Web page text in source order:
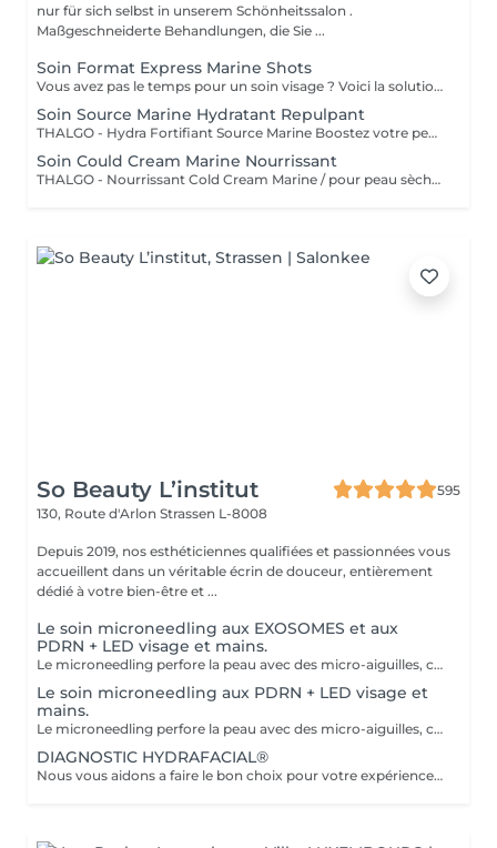
nur für sich selbst in unserem Schönheitssalon .
Maßgeschneiderte Behandlungen, die Sie ...
Soin Format Express Marine Shots
Vous avez pas le temps pour un soin visage ? Voici la solution un soin express de 30 minutes.
Soin Source Marine Hydratant Repulpant
THALGO - Hydra Fortifiant Source Marine Boostez votre peau avec la technologie du masque LED : un soin haute performance qui stimule , traite et illumine votre teint dès la première séance
Soin Could Cream Marine Nourrissant
THALGO - Nourrissant Cold Cream Marine / pour peau sèche Boostez votre peau avec la technologie du masque LED : un soin haute performance qui stimule , traite et illumine votre teint dès la première séance
So Beauty L’institut
595
130, Route d'Arlon Strassen L-8008
Depuis 2019, nos esthéticiennes qualifiées et passionnées vous
accueillent dans un véritable écrin de douceur, entièrement
dédié à votre bien-être et ...
Le soin microneedling aux EXOSOMES et aux
PDRN + LED visage et mains.
Le microneedling perfore la peau avec des micro-aiguilles, créant des micro-canaux qui permettent à un sérum actif (PDRN ou exosomes) de pénétrer en profondeur dans le derme. C'est ce qu'on appelle un soin « biostimulateur » : on ne remplit pas, on stimule la peau pour qu'elle se régénère elle-même. L'association des exosomes et du PDRN (Polydésoxyribonucléotide) est une révolution anti-âge. Il représente le protocole de régénération cutanée le plus avancé en médecine esthétique. Cette synergie permet de stimuler le renouvellement cellulaire de façon accélérée, d'atténuer les cicatrices et de lifter le teint sans chirurgie. C'est une synergie régénératrice puissante, ces deux actifs maximisent la réparation tissulaire et l'éclat du teint. Idéale pour les peaux: matures , avec des dommages solaires importants, des cicatrices, une perte de fermeté. Soin plus puissant que le PDRN . Pour optimiser les effets du soin, nous appliquerons la lumière LED sur le visage. Profitez, également, d'un traitement anti-âge à la lumière Led pour les mains.
Le soin microneedling aux PDRN + LED visage et
mains.
Le microneedling perfore la peau avec des micro-aiguilles, créant des micro-canaux qui permettent à un sérum actif (PDRN ou exosomes) de pénétrer en profondeur dans le derme. C'est ce qu'on appelle un soin « biostimulateur » : on ne remplit pas, on stimule la peau pour qu'elle se régénère elle-même. Tandis que le sérum PDRN pénètre profondément pour stimuler la réparation cellulaire, accélérer la cicatrisation et booster la production de collagène. Pour optimiser les effets du soin, nous appliquerons la lumière LED sur le visage. Profitez, également, d'un traitement anti-âge à la lumière Led pour les mains.
DIAGNOSTIC HYDRAFACIAL®
Nous vous aidons a faire le bon choix pour votre expérience HYDRAFACIAL®